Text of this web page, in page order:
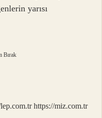
yarısı
Bırak
https://miz.com.tr